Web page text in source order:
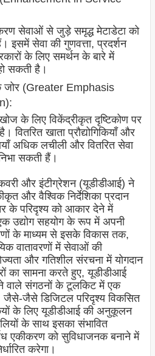
सेवाओं से जुड़े समृद्ध मेटाडेटा को
सेवा की गुणवत्ता, प्रदर्शन
के लिए समर्थन के बारे में
सकती है।
जोर (Greater Emphasis
के लिए विकेंद्रीकृत दृष्टिकोण पर
वितरित खाता प्रौद्योगिकियाँ और
अधिक लचीली और वितरित सेवा
सकती हैं।
और इंटीग्रेशन (यूडीडीआई) ने
और वैश्विक निर्देशिका प्रदान
के परिदृश्य को आकार देने में
उद्योग सहयोग के रूप में अपनी
के माध्यम से इसके विकास तक,
वातावरणों में सेवाओं की
और गतिशील संरचना में योगदान
का सामना करते हुए, यूडीडीआई
वाले संगठनों के टूलकिट में एक
जैसे डिजिटल परिदृश्य विकसित
के लिए यूडीडीआई की अनुकूलन
के साथ इसका संभावित
एकीकरण को सुविधाजनक बनाने में
करेगा।